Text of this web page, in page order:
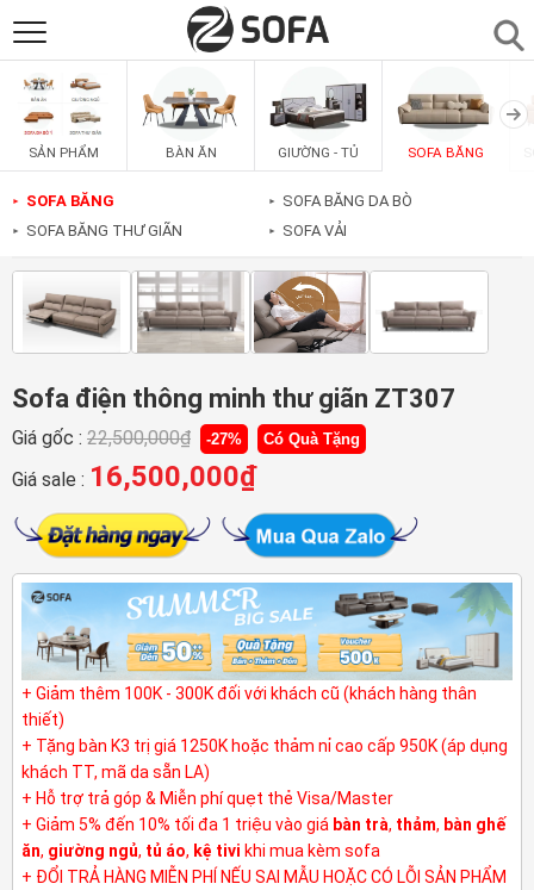
SẢN PHẨM
SOFAS
PHÒNG ĂN
PHÒNG NGỦ
PHÒNG KHÁCH
SẢN PHẨM BÀN ĂN GIƯỜNG - TỦ SOFA BĂNG
► SOFA BĂNG
► SOFA BĂNG THƯ GIÃN
► SOFA BĂNG DA BÒ
► SOFA VẢI
Sofa điện thông minh thư giãn ZT307
Giá gốc : 22,500,000₫ -27% Có Quà Tặng
Giá sale : 16,500,000₫
+ Giảm thêm 100K - 300K đối với khách cũ (khách hàng thân
thiết)
+ Tặng bàn K3 trị giá 1250K hoặc thảm nỉ cao cấp 950K (áp dụng
khách TT, mã da sẵn LA)
+ Hỗ trợ trả góp & Miễn phí quẹt thẻ Visa/Master
+ Giảm 5% đến 10% tối đa 1 triệu vào giá bàn trà, thảm, bàn ghế
ăn, giường ngủ, tủ áo, kệ tivi khi mua kèm sofa
+ ĐỔI TRẢ HÀNG MIỄN PHÍ NẾU SAI MẪU HOẶC CÓ LỖI SẢN PHẨM